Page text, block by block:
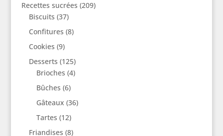
Recettes sucrées (209)
Biscuits (37)
Confitures (8)
Cookies (9)
Desserts (125)
Brioches (4)
Bûches (6)
Gâteaux (36)
Tartes (12)
Friandises (8)